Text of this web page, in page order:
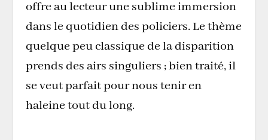
offre au lecteur une sublime immersion
dans le quotidien des policiers. Le thème
quelque peu classique de la disparition
prends des airs singuliers ; bien traité, il
se veut parfait pour nous tenir en
haleine tout du long.